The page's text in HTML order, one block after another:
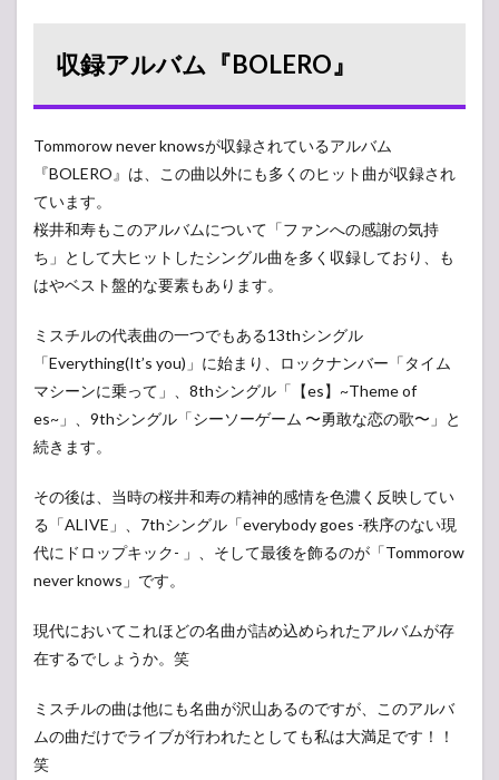
収録アルバム『BOLERO』
Tommorow never knowsが収録されているアルバム
『BOLERO』は、この曲以外にも多くのヒット曲が収録され
ています。
桜井和寿もこのアルバムについて「ファンへの感謝の気持
ち」として大ヒットしたシングル曲を多く収録しており、も
はやベスト盤的な要素もあります。
ミスチルの代表曲の一つでもある13thシングル
「Everything(It’s you)」に始まり、ロックナンバー「タイム
マシーンに乗って」、8thシングル「【es】~Theme of
es~」、9thシングル「シーソーゲーム 〜勇敢な恋の歌〜」と
続きます。
その後は、当時の桜井和寿の精神的感情を色濃く反映してい
る「ALIVE」、7thシングル「everybody goes -秩序のない現
代にドロップキック- 」、そして最後を飾るのが「Tommorow
never knows」です。
現代においてこれほどの名曲が詰め込められたアルバムが存
在するでしょうか。笑
ミスチルの曲は他にも名曲が沢山あるのですが、このアルバ
ムの曲だけでライブが行われたとしても私は大満足です！！
笑